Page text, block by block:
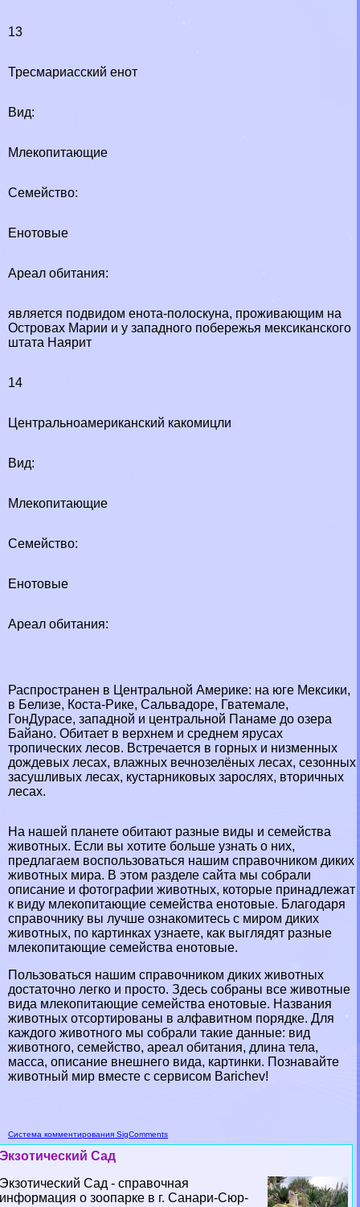
13
Тресмариасский енот
Вид:
Млекопитающие
Семейство:
Енотовые
Ареал обитания:
является подвидом енота-полоскуна, проживающим на
Островах Марии и у западного побережья мексиканского
штата Наярит
14
Центральноамериканский какомицли
Вид:
Млекопитающие
Семейство:
Енотовые
Ареал обитания:
Распространен в Центральной Америке: на юге Мексики,
в Белизе, Коста-Рике, Сальвадоре, Гватемале,
ГонДypaсе, западной и центральной Панаме до озера
Байано. Обитает в верхнем и среднем ярусах
тропических лесов. Встречается в горных и низменных
дождевых лесах, влажных вечнозелёных лесах, сезонных
засушливых лесах, кустарниковых зарослях, вторичных
лесах.
На нашей планете обитают разные виды и семейства
животных. Если вы хотите больше узнать о них,
предлагаем воспользоваться нашим справочником диких
животных мира. В этом разделе сайта мы собрали
описание и фотографии животных, которые принадлежат
к виду млекопитающие семейства енотовые. Благодаря
справочнику вы лучше ознакомитесь с миром диких
животных, по картинках узнаете, как выглядят разные
млекопитающие семейства енотовые.
Пользоваться нашим справочником диких животных
достаточно легко и просто. Здесь собраны все животные
вида млекопитающие семейства енотовые. Названия
животных отсортированы в алфавитном порядке. Для
каждого животного мы собрали такие данные: вид
животного, семейство, ареал обитания, длина тела,
масса, описание внешнего вида, картинки. Познавайте
животный мир вместе с сервисом Barichev!
Система комментирования SigComments
Экзотический Сад
Экзотический Сад - справочная
информация о зоопарке в г. Санари-Сюр-